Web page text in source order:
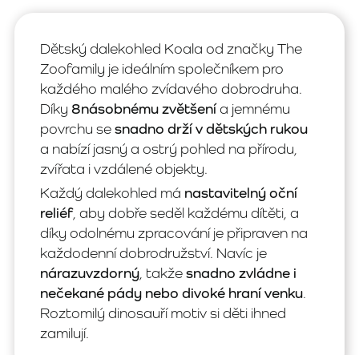
Dětský dalekohled Koala od značky The
Zoofamily je ideálním společníkem pro
každého malého zvídavého dobrodruha.
Díky 8násobnému zvětšenía jemnému
povrchu sesnadno drží v dětských rukou
a nabízí jasný a ostrý pohled na přírodu,
zvířata i vzdálené objekty.
Každý dalekohled má nastavitelný oční
reliéf, aby dobře seděl každému dítěti, a
díky odolnému zpracování je připraven na
každodenní dobrodružství. Navíc je
nárazuvzdorný, takžesnadno zvládne i
nečekané pády nebo divoké hraní venku.
Roztomilý dinosauří motiv si děti ihned
zamilují.